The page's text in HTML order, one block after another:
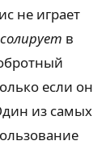
не играет
солирует в
если он
из самых